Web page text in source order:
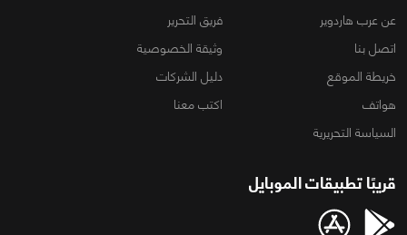
عن عرب هاردوير
فريق التحرير
اتصل بنا
وثيقة الخصوصية
خريطة الموقع
دليل الشركات
هواتف
اكتب معنا
السياسة التحريرية
قريبًا تطبيقات الموبايل